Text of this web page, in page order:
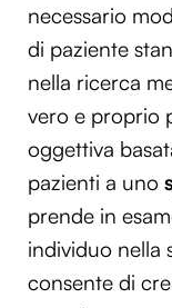
necessario
di paziente
nella ricerca
vero e proprio
oggettiva
pazienti a uno
prende in
individuo nella
consente di